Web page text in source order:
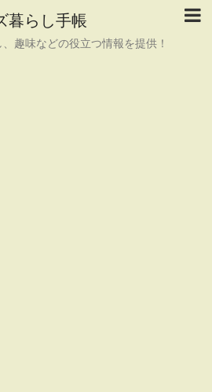
暮らし手帳
趣味などの役立つ情報を提供！